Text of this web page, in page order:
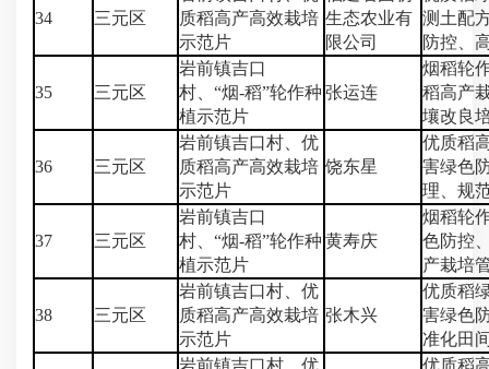
34 三元区
质稻高产高效栽培
示范片
生态农业有
限公司
测土配
防控、
35 三元区
岩前镇吉口
村、“烟-稻”轮作种
植示范片
张运连
烟稻轮
稻高产
壤改良
36 三元区
岩前镇吉口村、优
质稻高产高效栽培
示范片
饶东星
优质稻
害绿色
理、规
37 三元区
岩前镇吉口
村、“烟-稻”轮作种
植示范片
黄寿庆
烟稻轮
色防控
产栽培
38 三元区
岩前镇吉口村、优
质稻高产高效栽培
示范片
张木兴
优质稻
害绿色
准化田
岩前镇吉口村、优
优质稻